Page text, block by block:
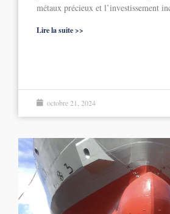
métaux précieux et l’investissement
Lire la suite >>
octobre 21, 2024